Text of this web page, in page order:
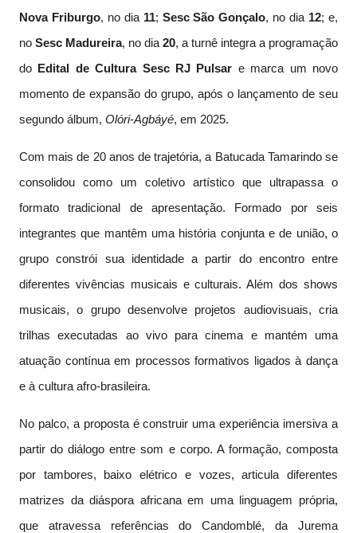
Nova Friburgo, no dia 11; Sesc São Gonçalo, no dia 12; e,
no Sesc Madureira, no dia20, a turnê integra a programação
do
Edital de Cultura Sesc RJ Pulsar e marca um novo
momento de expansão do grupo, após o lançamento de seu
segundo álbum, Olóri-Agbáyé, em 2025.
Com mais de 20 anos de trajetória, a Batucada Tamarindo se
consolidou como um coletivo artístico que ultrapassa o
formato tradicional de apresentação. Formado por seis
integrantes que mantêm uma história conjunta e de união, o
grupo constrói sua identidade a partir do encontro entre
diferentes vivências musicais e culturais. Além dos shows
musicais, o grupo desenvolve projetos audiovisuais, cria
trilhas executadas ao vivo para cinema e mantém uma
atuação contínua em processos formativos ligados à dança
e à cultura afro-brasileira.
No palco, a proposta é construir uma experiência imersiva a
partir do diálogo entre som e corpo. A formação, composta
por tambores, baixo elétrico e vozes, articula diferentes
matrizes da diáspora africana em uma linguagem própria,
que atravessa referências do Candomblé, da Jurema